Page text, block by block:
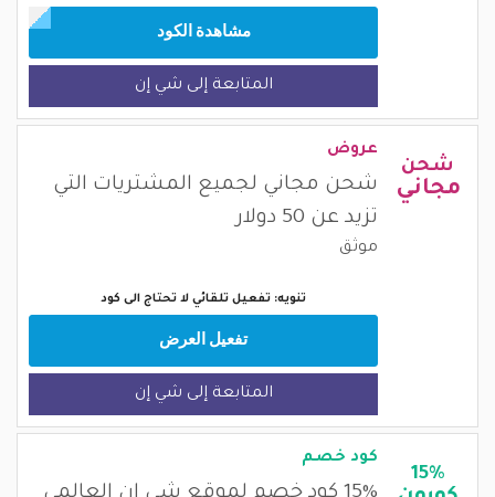
مشاهدة الكود
المتابعة إلى شي إن
شحن
مجاني
عروض
شحن مجاني لجميع المشتريات التي
تزيد عن 50 دولار
موثق
تنويه: تفعيل تلقائي لا تحتاج الى كود
تفعيل العرض
المتابعة إلى شي إن
15%
كود خصم